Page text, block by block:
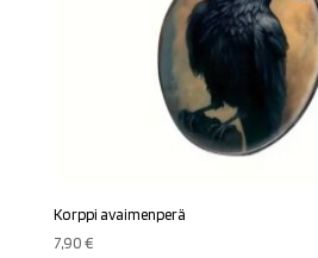
Korppi avaimenperä
7,90€